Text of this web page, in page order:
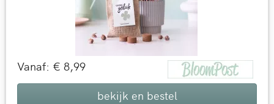
Vanaf: € 8,99
bekijk en bestel